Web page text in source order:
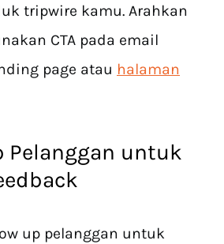
tripwire kamu. Arahkan
CTA pada email
page atau halaman
Pelanggan untuk
up pelanggan untuk